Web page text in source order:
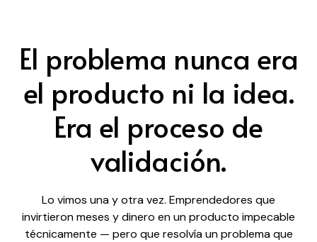
El problema nunca era
el producto ni la idea.
Era el proceso de
validación.
Lo vimos una y otra vez. Emprendedores que
invirtieron meses y dinero en un producto impecable
técnicamente — pero que resolvía un problema que